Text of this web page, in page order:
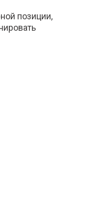
позиции,